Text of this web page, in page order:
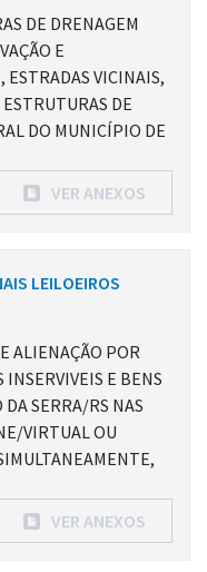
DE DRENAGEM
E
ESTRADAS VICINAIS,
DE
DO MUNICÍPIO DE
VER ANEXOS
LEILOEIROS
ALIENAÇÃO POR
E BENS
SERRA/RS NAS
VIRTUAL OU
VER ANEXOS